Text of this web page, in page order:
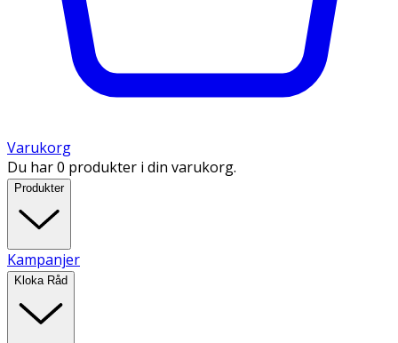
Varukorg
Du har 0 produkter i din varukorg.
Produkter
Kampanjer
Kloka Råd